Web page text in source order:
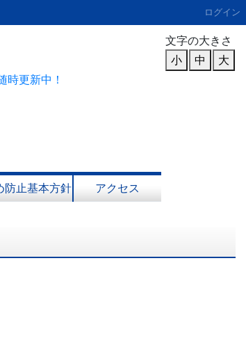
ログイン
文字の大きさ
小
中
大
更新中！
防止基本方針 アクセス